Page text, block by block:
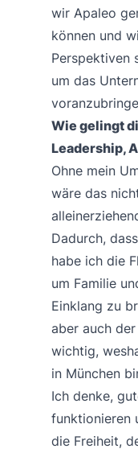
wir Apaleo
können und
Perspektiven
um das
Wie gelingt
Leadership,
Ohne mein
wäre das
Dadurch,
habe ich die
um Familie
Einklang zu
aber auch
wichtig,
in München
Ich denke,
funktionieren
die Freiheit,